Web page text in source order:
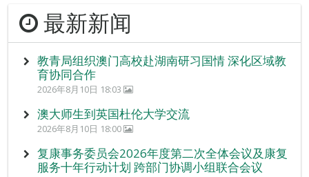
最新新闻
教青局组织澳门高校赴湖南研习国情 深化区域教
育协同合作
2026年8月10日 18:03
澳大师生到英国杜伦大学交流
2026年8月10日 18:00
复康事务委员会2026年度第二次全体会议及康复
服务十年行动计划 跨部门协调小组联合会议